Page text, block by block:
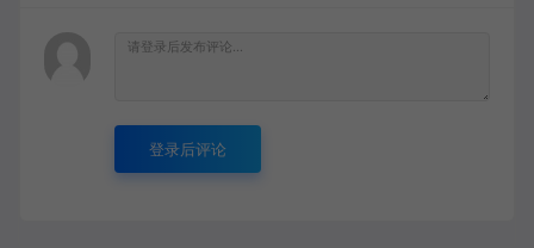
登录后评论